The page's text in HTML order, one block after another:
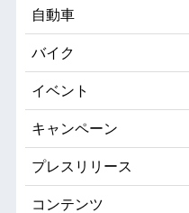
自動車
バイク
イベント
キャンペーン
プレスリリース
コンテンツ